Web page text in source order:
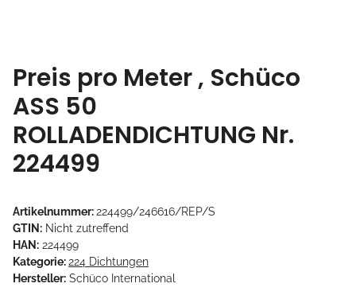
Preis pro Meter , Schüco
ASS 50
ROLLADENDICHTUNG Nr.
224499
Artikelnummer:224499/246616/REP/S
GTIN: Nicht zutreffend
HAN: 224499
Kategorie:224 Dichtungen
Hersteller: Schüco International